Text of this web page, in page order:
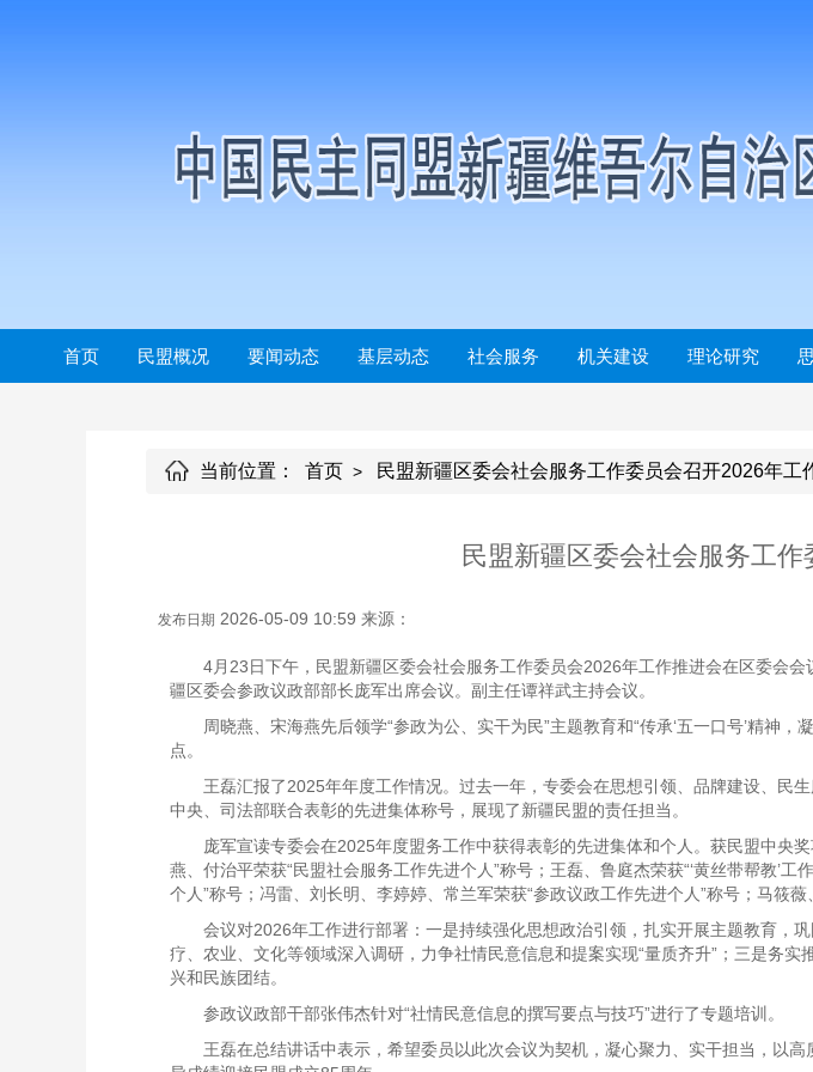
首页 民盟概况 要闻动态 基层动态 社会服务 机关建设 理论研究
当前位置： 首页 > 民盟新疆区委会社会服务工作委员会召开2026年工
民盟新疆区委会社会服务工
发布日期 2026-05-09 10:59 来源：
4月23日下午，民盟新疆区委会社会服务工作委员会2026年工作推进会在区委会
疆区委会参政议政部部长庞军出席会议。副主任谭祥武主持会议。
周晓燕、宋海燕先后领学“参政为公、实干为民”主题教育和“传承‘五一口号’精神
点。
王磊汇报了2025年年度工作情况。过去一年，专委会在思想引领、品牌建设、民
中央、司法部联合表彰的先进集体称号，展现了新疆民盟的责任担当。
庞军宣读专委会在2025年度盟务工作中获得表彰的先进集体和个人。获民盟中央
燕、付治平荣获“民盟社会服务工作先进个人”称号；王磊、鲁庭杰荣获“‘黄丝带帮教’
个人”称号；冯雷、刘长明、李婷婷、常兰军荣获“参政议政工作先进个人”称号；马筱薇
会议对2026年工作进行部署：一是持续强化思想政治引领，扎实开展主题教育，
疗、农业、文化等领域深入调研，力争社情民意信息和提案实现“量质齐升”；三是务实
兴和民族团结。
参政议政部干部张伟杰针对“社情民意信息的撰写要点与技巧”进行了专题培训。
王磊在总结讲话中表示，希望委员以此次会议为契机，凝心聚力、实干担当，以